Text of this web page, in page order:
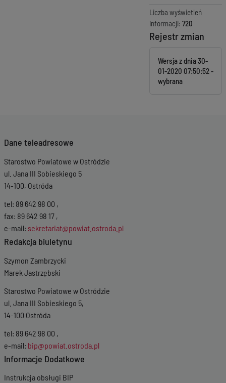
Liczba wyświetleń
informacji: 720
Rejestr zmian
Wersja z dnia30-
01-2020 07:50:52
Dane teleadresowe
Starostwo Powiatowe w Ostródzie
ul. Jana III Sobieskiego 5
14-100, Ostróda
tel: 89 642 98 00 ,
fax: 89 642 98 17 ,
e-mail: sekretariat@powiat.ostroda.pl
Redakcja biuletynu
Szymon Zambrzycki
Marek Jastrzębski
Starostwo Powiatowe w Ostródzie
ul. Jana III Sobieskiego 5,
14-100 Ostróda
tel: 89 642 98 00 ,
e-mail: bip@powiat.ostroda.pl
Informacje Dodatkowe
Instrukcja obsługi BIP